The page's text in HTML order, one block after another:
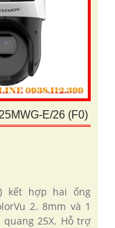
E/26 (F0)
kết hợp hai ống
2. 8mm và 1
quang 25X. Hỗ trợ